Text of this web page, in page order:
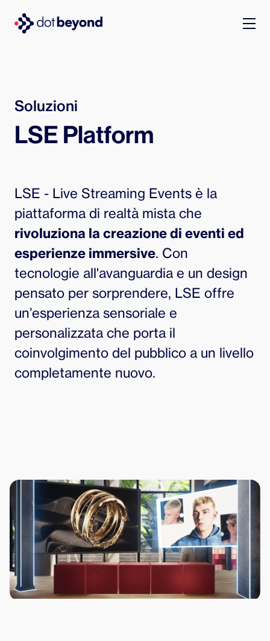
Soluzioni
LSE Platform
LSE - Live Streaming Events è la
piattaforma di realtà mista che
rivoluziona la creazione di eventi ed
esperienze immersive. Con
tecnologie all'avanguardia e un design
pensato per sorprendere, LSE offre
un’esperienza sensoriale e
personalizzata che porta il
coinvolgimento del pubblico a un livello
completamente nuovo.
what we do
portfolio
lavora con noi
it